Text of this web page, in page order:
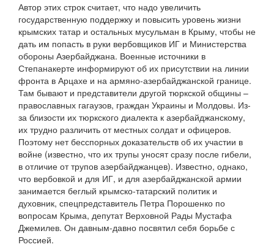
Автор этих строк считает, что надо увеличить
государственную поддержку и повысить уровень жизни
крымских татар и остальных мусульман в Крыму, чтобы не
дать им попасть в руки вербовщиков ИГ и Министерства
обороны Азербайджана. Военные источники в
Степанакерте информируют об их присутствии на линии
фронта в Арцахе и на армяно-азербайджанской границе.
Там бывают и представители другой тюркской общины –
православных гагаузов, граждан Украины и Молдовы. Из-
за близости их тюркского диалекта к азербайджанскому,
их трудно различить от местных солдат и офицеров.
Поэтому нет бесспорных доказательств об их участии в
войне (известно, что их трупы уносят сразу после гибели,
в отличие от трупов азербайджанцев). Известно, однако,
что вербовкой и для ИГ, и для азербайджанской армии
занимается беглый крымско-татарский политик и
духовник, спецпредставитель Петра Порошенко по
вопросам Крыма, депутат Верховной Рады Мустафа
Джемилев. Он давным-давно посвятил себя борьбе с
Россией.